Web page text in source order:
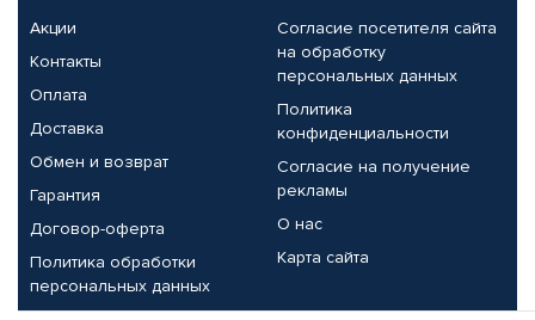
Акции
Контакты
Оплата
Доставка
Обмен и возврат
Гарантия
Договор-оферта
Политика обработки
персональных данных
Согласие посетителя сайта
на обработку
персональных данных
Политика
конфиденциальности
Согласие на получение
рекламы
О нас
Карта сайта